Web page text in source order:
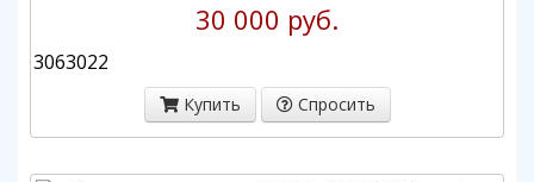
30 000 руб.
3063022
Купить Спросить